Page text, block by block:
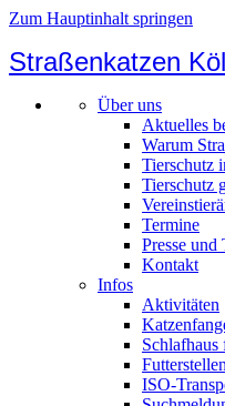
Zum Hauptinhalt springen
Straßenkatzen
Über uns
Aktuelles
Warum
Tierschutz
Tierschutz
Termine
Presse und
Kontakt
Infos
Aktivitäten
ISO-